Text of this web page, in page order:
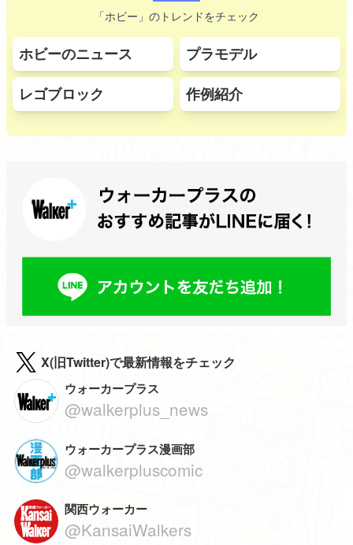
「ホビー」のトレンドをチェック
ホビーのニュース
プラモデル
レゴブロック
作例紹介
X(旧Twitter)で最新情報をチェック
ウォーカープラス
@walkerplus_news
ウォーカープラス漫画部
@walkerpluscomic
関西ウォーカー
@KansaiWalkers